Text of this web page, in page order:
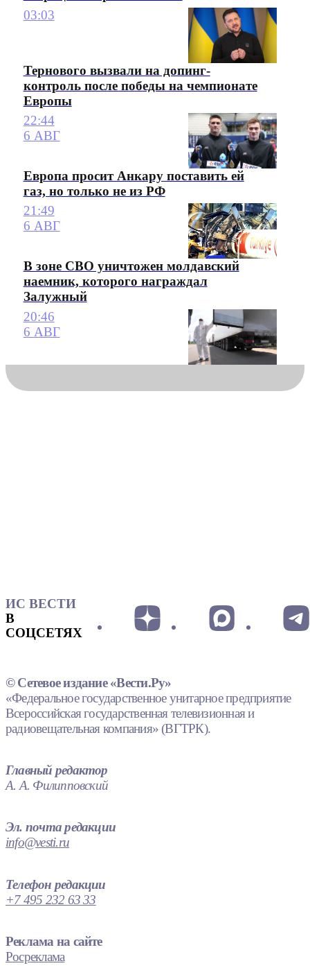
03:03
Тернового вызвали на допинг-
контроль после победы на чемпионате
Европы
22:44
6 АВГ
Европа просит Анкару поставить ей
газ, но только не из РФ
21:49
6 АВГ
В зоне СВО уничтожен молдавский
наемник, которого награждал
Залужный
20:46
6 АВГ
ИС ВЕСТИ
В
СОЦСЕТЯХ
© Сетевое издание «Вести.Ру»
«Федеральное государственное унитарное предприятие
Всероссийская государственная телевизионная и
радиовещательная компания» (ВГТРК).
Главный редактор
А. А. Филипповский
Эл. почта редакции
info@vesti.ru
Телефон редакции
+7 495 232 63 33
Реклама на сайте
Росреклама